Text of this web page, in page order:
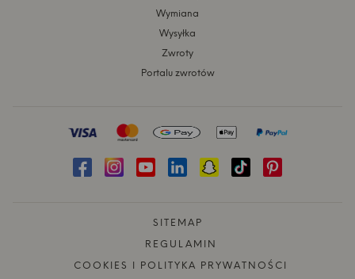
Wymiana
Wysyłka
Zwroty
Portalu zwrotów
SITEMAP
REGULAMIN
COOKIES I POLITYKA PRYWATNOŚCI